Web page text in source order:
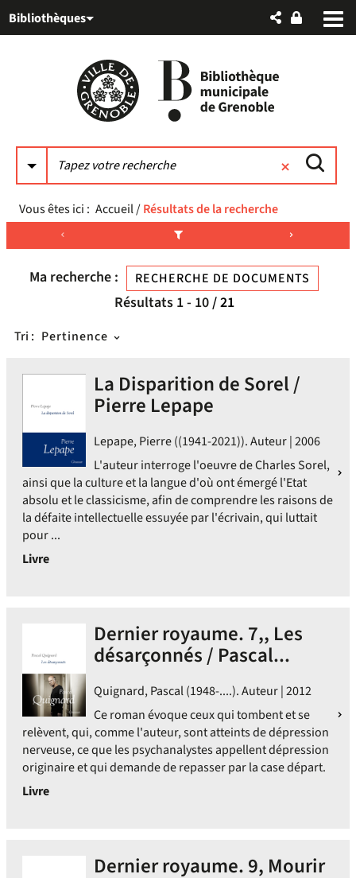
au
auBibliothèques
Vous êtes ici : Accueil/Résultats de la recherche
Ma recherche : RECHERCHE DE DOCUMENTS
Résultats 1- 10/ 21
Tri : Pertinence
La Disparition de Sorel /
Pierre Lepape
Lepape, Pierre ((1941-2021)). Auteur | 2006
L'auteur interroge l'oeuvre de Charles Sorel,
ainsi que la culture et la langue d'où ont émergé l'Etat
absolu et le classicisme, afin de comprendre les raisons de
la défaite intellectuelle essuyée par l'écrivain, qui luttait
pour ...
Livre
Dernier royaume. 7,, Les
désarçonnés / Pascal...
Quignard, Pascal (1948-....). Auteur | 2012
Ce roman évoque ceux qui tombent et se
relèvent, qui, comme l'auteur, sont atteints de dépression
nerveuse, ce que les psychanalystes appellent dépression
originaire et qui demande de repasser par la case départ.
Livre
Dernier royaume. 9, Mourir